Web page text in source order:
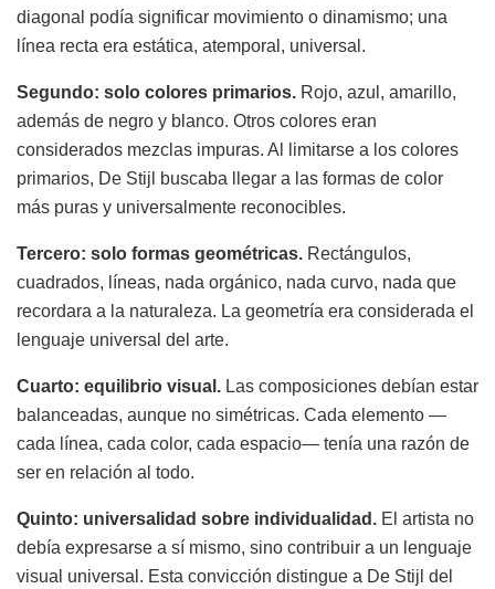
diagonal podía significar movimiento o dinamismo; una
línea recta era estática, atemporal, universal.
Segundo: solo colores primarios. Rojo, azul, amarillo,
además de negro y blanco. Otros colores eran
considerados mezclas impuras. Al limitarse a los colores
primarios, De Stijl buscaba llegar a las formas de color
más puras y universalmente reconocibles.
Tercero: solo formas geométricas. Rectángulos,
cuadrados, líneas, nada orgánico, nada curvo, nada que
recordara a la naturaleza. La geometría era considerada el
lenguaje universal del arte.
Cuarto: equilibrio visual. Las composiciones debían estar
balanceadas, aunque no simétricas. Cada elemento —
cada línea, cada color, cada espacio— tenía una razón de
ser en relación al todo.
Quinto: universalidad sobre individualidad. El artista no
debía expresarse a sí mismo, sino contribuir a un lenguaje
visual universal. Esta convicción distingue a De Stijl del